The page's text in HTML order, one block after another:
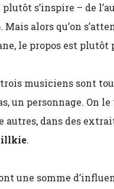
plutôt s’inspire – de
Mais alors qu’on
le propos est
musiciens sont
un personnage. On
autres, dans des
.
une somme